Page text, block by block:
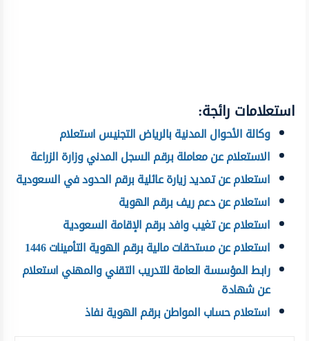
استعلامات رائجة:
وكالة الأحوال المدنية بالرياض التجنيس استعلام
الاستعلام عن معاملة برقم السجل المدني وزارة الزراعة
استعلام عن تمديد زيارة عائلية برقم الحدود في السعودية
استعلام عن دعم ريف برقم الهوية
استعلام عن تغيب وافد برقم الإقامة السعودية
استعلام عن مستحقات مالية برقم الهوية التأمينات 1446
رابط المؤسسة العامة للتدريب التقني والمهني استعلام
عن شهادة
استعلام حساب المواطن برقم الهوية نفاذ